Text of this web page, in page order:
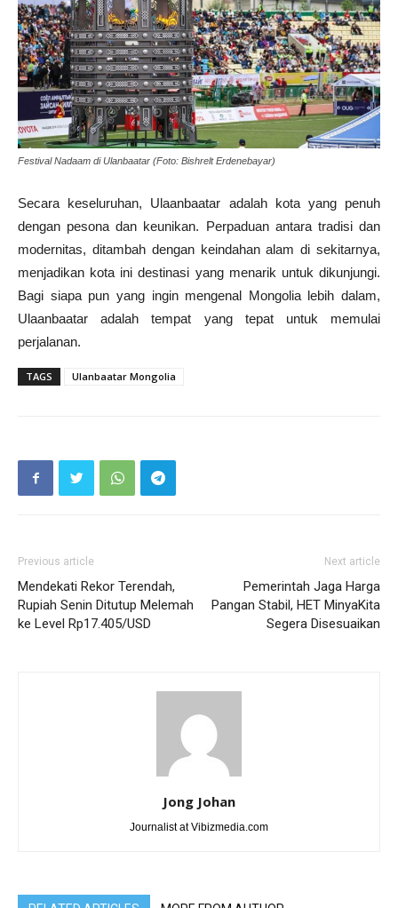
Festival Nadaam di Ulanbaatar (Foto: Bishrelt Erdenebayar)
Secara keseluruhan, Ulaanbaatar adalah kota yang penuh
dengan pesona dan keunikan. Perpaduan antara tradisi dan
modernitas, ditambah dengan keindahan alam di sekitarnya,
menjadikan kota ini destinasi yang menarik untuk dikunjungi.
Bagi siapa pun yang ingin mengenal Mongolia lebih dalam,
Ulaanbaatar adalah tempat yang tepat untuk memulai
perjalanan.
TAGS Ulanbaatar Mongolia
Previous article
Mendekati Rekor Terendah,
Rupiah Senin Ditutup Melemah
ke Level Rp17.405/USD
Next article
Pemerintah Jaga Harga
Pangan Stabil, HET MinyaKita
Segera Disesuaikan
Jong Johan
Journalist at Vibizmedia.com